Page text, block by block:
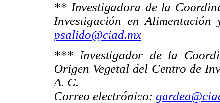
** Investigadora de la
Investigación en
psalido@ciad.mx
*** Investigador de la
Origen Vegetal del Centro de
A. C.
Correo electrónico: